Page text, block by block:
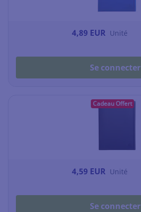
4,89 EUR Unité
Se connecter
Cadeau Offert
4,59 EUR Unité
Se connecter